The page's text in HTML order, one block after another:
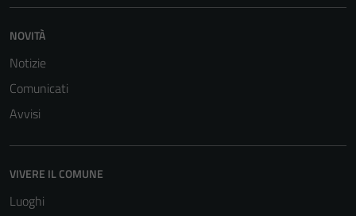
NOVITÀ
Notizie
Comunicati
Avvisi
VIVERE IL COMUNE
Luoghi